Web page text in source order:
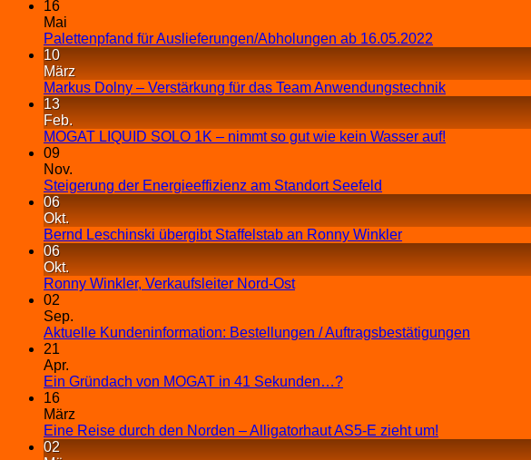
16
Mai
Palettenpfand für Auslieferungen/Abholungen ab 16.05.2022
10
März
Markus Dolny – Verstärkung für das Team Anwendungstechnik
13
Feb.
MOGAT LIQUID SOLO 1K – nimmt so gut wie kein Wasser auf!
09
Nov.
Steigerung der Energieeffizienz am Standort Seefeld
06
Okt.
Bernd Leschinski übergibt Staffelstab an Ronny Winkler
06
Okt.
Ronny Winkler, Verkaufsleiter Nord-Ost
02
Sep.
Aktuelle Kundeninformation: Bestellungen / Auftragsbestätigungen
21
Apr.
Ein Gründach von MOGAT in 41 Sekunden…?
16
März
Eine Reise durch den Norden – Alligatorhaut AS5-E zieht um!
02